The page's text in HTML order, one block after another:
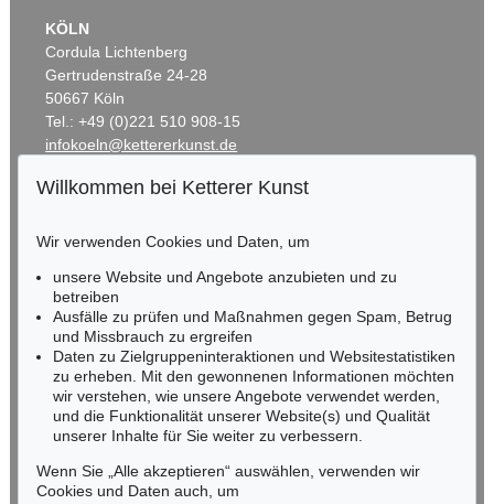
KÖLN
Cordula Lichtenberg
Gertrudenstraße 24-28
50667 Köln
Tel.: +49 (0)221 510 908-15
infokoeln@kettererkunst.de
RHEINLAND-PFALZ
Miriam Heß
Tel.: +49 (0)62 21 58 80-038
Fax: +49 (0)62 21 58 80-595
infoheidelberg@kettererkunst.de
NORDDEUTSCHLAND
Nico Kassel, M.A.
Tel.: +49 (0)89 55244-164
Mobil: +49 (0)171 8618661
n.kassel@kettererkunst.de
Willkommen bei Ketterer Kunst
Wir verwenden Cookies und Daten, um
unsere Website und Angebote anzubieten und zu
betreiben
Ausfälle zu prüfen und Maßnahmen gegen Spam, Betrug
und Missbrauch zu ergreifen
Daten zu Zielgruppeninteraktionen und Websitestatistiken
zu erheben. Mit den gewonnenen Informationen möchten
wir verstehen, wie unsere Angebote verwendet werden,
und die Funktionalität unserer Website(s) und Qualität
unserer Inhalte für Sie weiter zu verbessern.
Wenn Sie „Alle akzeptieren“ auswählen, verwenden wir
Cookies und Daten auch, um